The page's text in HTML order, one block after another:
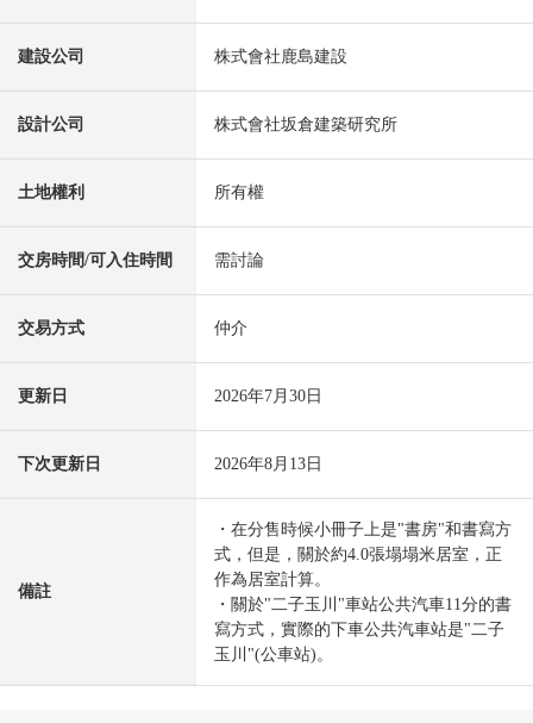
建設公司 株式會社鹿島建設
設計公司 株式會社坂倉建築研究所
土地權利 所有權
交房時間/可入住時間 需討論
交易方式 仲介
更新日 2026年7月30日
下次更新日 2026年8月13日
備註
・在分售時候小冊子上是"書房"和書寫方
式，但是，關於約4.0張塌塌米居室，正
作為居室計算。
・關於"二子玉川"車站公共汽車11分的書
寫方式，實際的下車公共汽車站是"二子
玉川"(公車站)。